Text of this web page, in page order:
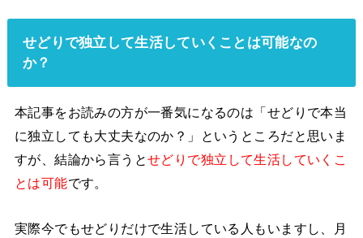
せどりで独立して生活していくことは可能なの
か？
本記事をお読みの方が一番気になるのは「せどりで本当
に独立しても大丈夫なのか？」というところだと思いま
すが、結論から言うとせどりで独立して生活していくこ
とは可能です。
実際今でもせどりだけで生活している人もいますし、月